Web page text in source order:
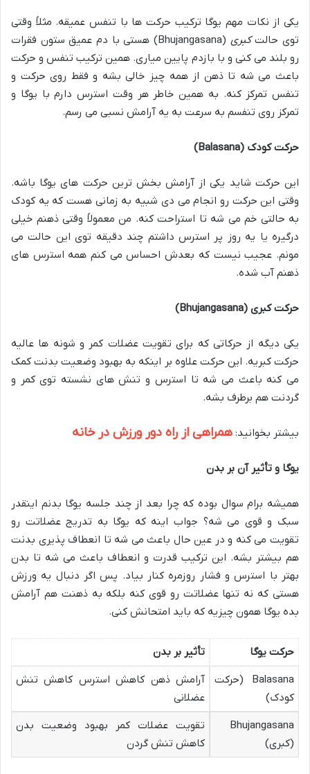
یکی از نکات مهم یوگا ترکیب حرکت ها با تنفس عمیقه. مثلاً وقتی
توی حالتکبری
(Bhujangasana) هستی با دم عمیق ستون فقرات
رو بلند می کنی و با بازدم پایین میاری. همین ترکیب تنفس و حرکت
باعث می شه تا ذهن از همه چیز خالی بشه و فقط روی حرکت و
تنفس تمرکز کنه. به همین خاطر هر وقت استرس دارم با یوگا و
تمرکز روی تنفسم به سرعت به یه آرامش نسبی می رسم.
حرکت کودک (Balasana)
این حرکت شاید یکی از آرامش بخش ترین حرکت های یوگا باشه.
وقتی این حرکت رو انجام می دی شبیه به زمانی هست که یه کودک
به حالتی خم می شه تا استراحت کنه. من معمولاً وقتی ذهنم خیلی
درگیره یا یه روز پر استرس داشتم چند دقیقه توی این حالت می
مونم. عجیب نیست که بعدش احساس می کنم همه استرس های
ذهنم آب شده.
حرکت کبری (Bhujangasana)
یکی دیگه از حرکاتی که برای تقویت عضلات کمر و شونه ها عالیه
حرکت کبریه. این حرکت علاوه بر اینکه به بهبود وضعیت بدنت کمک
می کنه باعث می شه تا استرس و تنش های نشسته توی کمر و
گردنت هم برطرف بشه.
بیشتر بخوانید: همراهی از راه دور ورزش در خانه
یوگا و تأثیر آن بر بدن
همیشه برام سوال بوده که چرا بعد از چند جلسه یوگا بدنم اینقدر
سبک و قوی می شه؟ جواب اینه که یوگا به تدریج عضلاتت رو
تقویت می کنه و در عین حال باعث می شه تا انعطاف پذیری بدنت
هم بیشتر بشه. این ترکیب قدرت و انعطاف باعث می شه تا بدن
بهتر با استرس و فشار روزمره کنار بیاد. پس اگر دنبال یه ورزش
هستی که نه تنها عضلاتت رو قوی کنه بلکه به ذهنت هم آرامش
بده یوگا همون چیزیه که باید امتحانش کنی.
حرکت یوگا
تأثیر بر بدن
Balasana (حرکت
کودک)
آرامش ذهن کاهش استرس کاهش تنش
عضلانی
Bhujangasana
(کبری)
تقویت عضلات کمر بهبود وضعیت بدن
کاهش تنش گردن